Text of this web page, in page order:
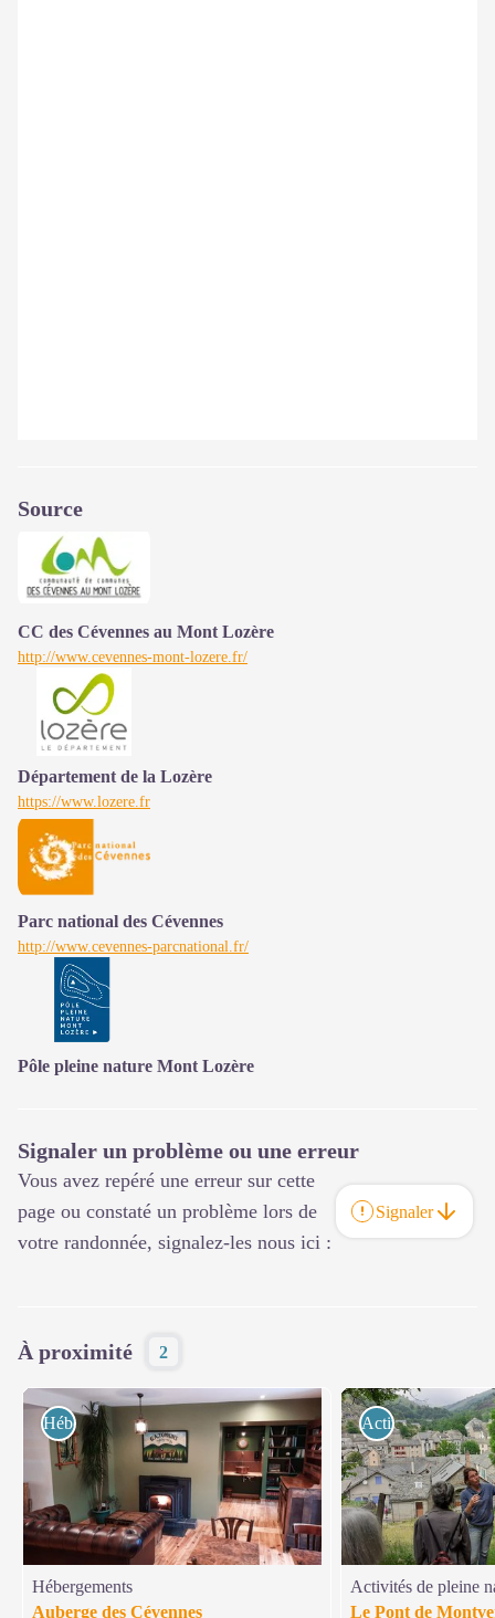
Source
CC des Cévennes au Mont Lozère
http://www.cevennes-mont-lozere.fr/
Département de la Lozère
https://www.lozere.fr
Parc national des Cévennes
http://www.cevennes-parcnational.fr/
Pôle pleine nature Mont Lozère
Signaler un problème ou une erreur
Vous avez repéré une erreur sur cette
page ou constaté un problème lors de
votre randonnée, signalez-les nous ici :
Signaler
À proximité 2
Hébergements
Hébergements
Auberge des Cévennes
Activités de pleine
Activités de pleine
Le Pont de